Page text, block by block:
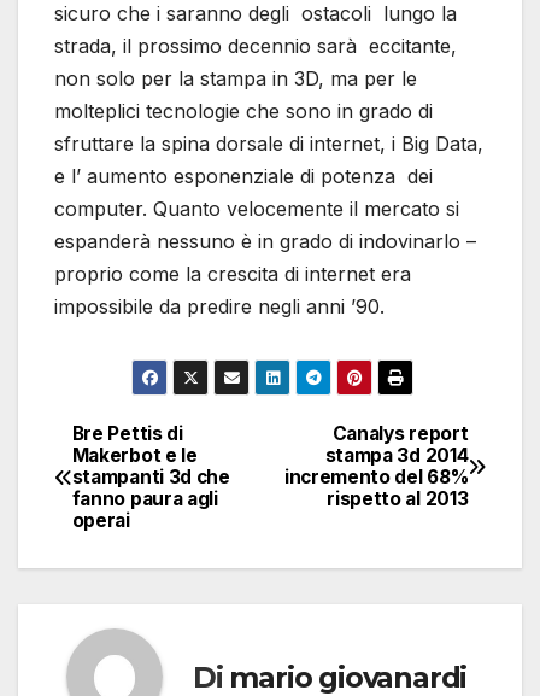
sicuro che i saranno degli ostacoli lungo la
strada, il prossimo decennio sarà eccitante,
non solo per la stampa in 3D, ma per le
molteplici tecnologie che sono in grado di
sfruttare la spina dorsale di internet, i Big Data,
e l’ aumento esponenziale di potenza dei
computer. Quanto velocemente il mercato si
espanderà nessuno è in grado di indovinarlo –
proprio come la crescita di internet era
impossibile da predire negli anni ’90.
Navigazione
articoli
Canalys report
stampa 3d 2014
incremento del 68%
rispetto al 2013
Bre Pettis di
Makerbot e le
stampanti 3d che
fanno paura agli
operai
Di mario giovanardi